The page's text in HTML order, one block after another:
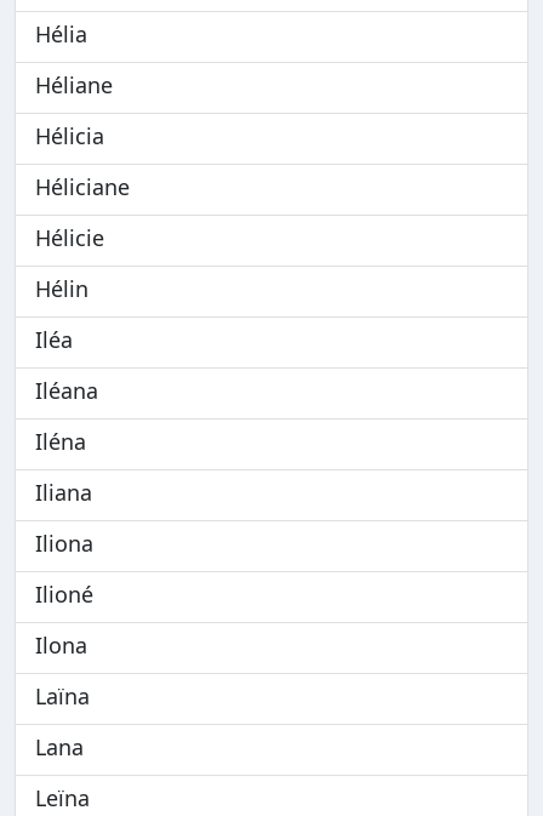
Hélia
Héliane
Hélicia
Héliciane
Hélicie
Hélin
Iléa
Iléana
Iléna
Iliana
Iliona
Ilioné
Ilona
Laïna
Lana
Leïna